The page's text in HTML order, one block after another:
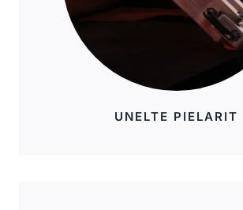
UNELTE PIELARIT